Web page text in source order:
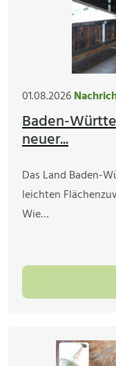
01.08.2026
Baden-
neuer...
Das Land Baden-
leichten
Wie…